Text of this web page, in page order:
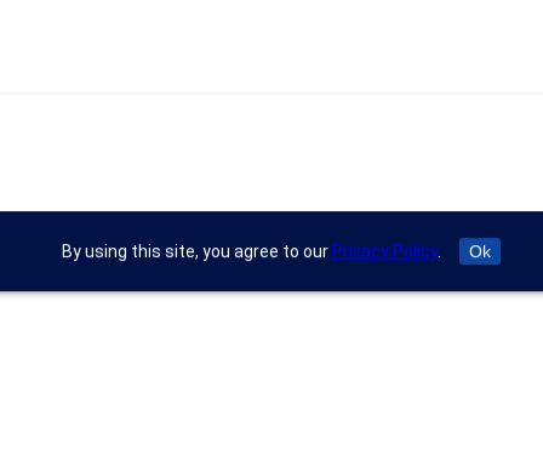
By using this site, you agree to our Privacy Policy. Ok